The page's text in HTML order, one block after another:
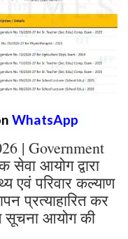
WhatsApp
| Government
आयोग द्वारा
एवं परिवार कल्याण
प्रत्याहारित कर
सूचना आयोग की